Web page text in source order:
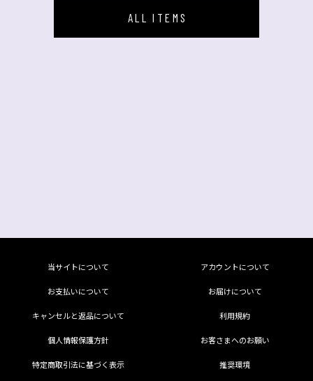
ALL ITEMS
当サイトについて アカウントについて
お支払いについて お届けについて
キャンセルと返品について 利用規約
個人情報保護方針 お客さまへのお願い
特定商取引法に基づく表示 推奨環境